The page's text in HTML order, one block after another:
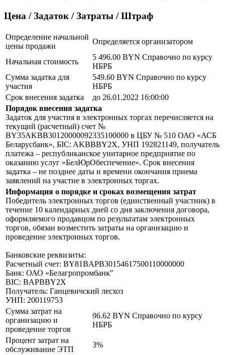
Цена / Задаток / Затраты / Штраф
Определение начальной
цены продажи
Определяется организатором
Начальная стоимость
5 496.00 BYN Справочно по курсу
НБРБ
Сумма задатка для
участия
549.60 BYN Справочно по курсу
НБРБ
Срок внесения задатка
до 26.01.2022 16:00:00
Порядок внесения задатка
Задаток для участия в электронных торгах перечисляется на
текущий (расчетный) счет №
BY35AKBB30120000092335100000 в ЦБУ № 510 ОАО «АСБ
Беларусбанк», БIC: AKBBBY2X, УНП 192821149, получатель
платежа – республиканское унитарное предприятие по
оказанию услуг «БелЮрОбеспечение». Срок внесения
задатка – не позднее даты и времени окончания приема
заявлений на участие в электронных торгах.
Информация о порядке и сроках возмещения затрат
Победитель электронных торгов (единственный участник) в
течение 10 календарных дней со дня заключения договора,
оформляемого продавцом по результатам электронных
торгов, обязан возместить затраты на организацию и
проведение электронных торгов.
Банковские реквизиты:
Расчетный счет: BY81BAPB30154617500110000000
Банк: ОАО «Белагропромбанк"
BIC: BAPBBY2X
Получатель: Ганцевичский лесхоз
УНП: 200119753
Сумма затрат на
организацию и
проведение торгов
96.62 BYN Справочно по курсу
НБРБ
Процент затрат на
обслуживание ЭТП
3%